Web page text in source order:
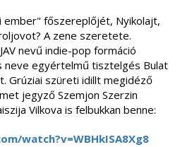
ember" főszereplőjét, Nyikolajt,
A zene szeretete.
nevű indie-pop formáció
egyértelmű tisztelgés Bulat
Grúziai szüreti idillt megidéző
jegyző Szemjon Szerzin
Vilkova is felbukkan benne:
watch?v=WBHkISA8Xg8